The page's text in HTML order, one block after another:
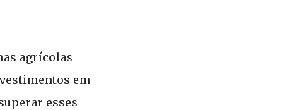
agrícolas
em
esses